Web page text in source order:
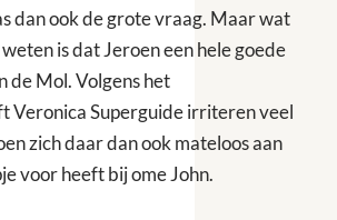
dan ook de grote vraag. Maar wat
is dat Jeroen een hele goede
de Mol. Volgens het
Veronica Superguide irriteren veel
zich daar dan ook mateloos aan
voor heeft bij ome John.